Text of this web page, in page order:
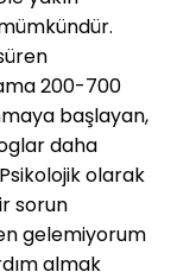
200-700
başlayan,
daha
olarak
sorun
gelemiyorum
almak